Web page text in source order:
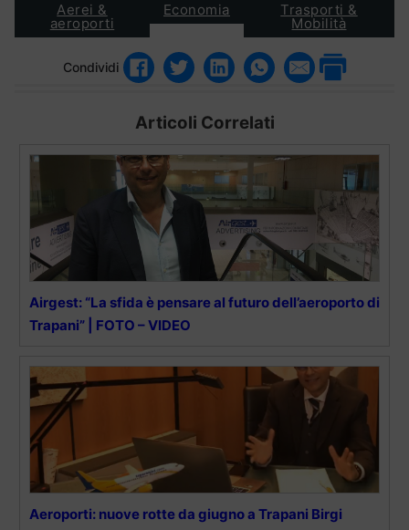
Aerei &
aeroporti
Economia Trasporti &
Mobilità
Condividi
Articoli Correlati
Airgest: “La sfida è pensare al futuro dell’aeroporto di
Trapani” | FOTO – VIDEO
Aeroporti: nuove rotte da giugno a Trapani Birgi